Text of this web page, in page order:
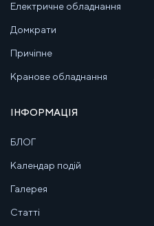
Електричне обладнання
Домкрати
Причіпне
Кранове обладнання
ІНФОРМАЦІЯ
БЛОГ
Календар подій
Галерея
Статті